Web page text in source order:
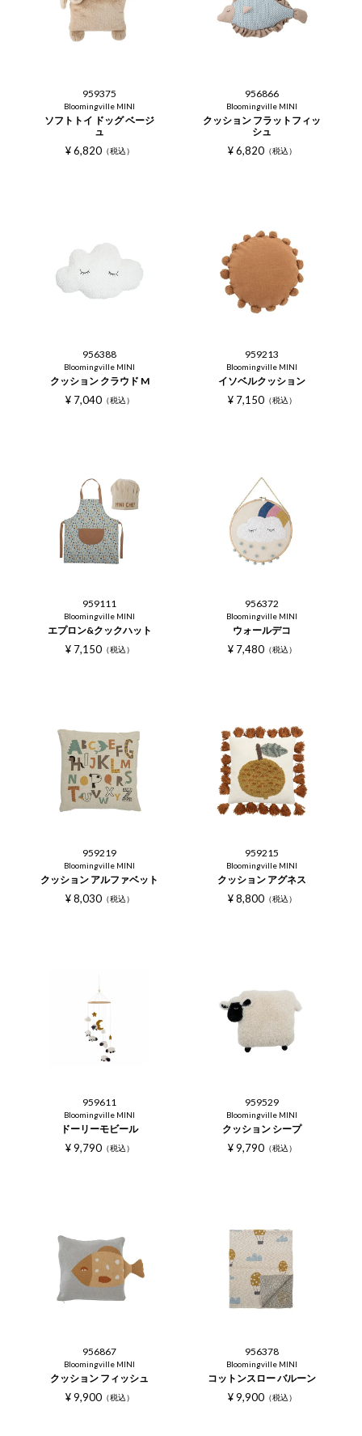
959375
Bloomingville MINI
ソフトトイ ドッグ ベージ
ュ
¥ 6,820 税込
956866
Bloomingville MINI
クッション フラットフィッ
シュ
¥ 6,820 税込
956388
Bloomingville MINI
クッション クラウド M
¥ 7,040 税込
959213
Bloomingville MINI
イソベルクッション
¥ 7,150 税込
959111
Bloomingville MINI
エプロン&クックハット
¥ 7,150 税込
956372
Bloomingville MINI
ウォールデコ
¥ 7,480 税込
959219
Bloomingville MINI
クッション アルファベット
¥ 8,030 税込
959215
Bloomingville MINI
クッション アグネス
¥ 8,800 税込
959611
Bloomingville MINI
ドーリーモビール
¥ 9,790 税込
959529
Bloomingville MINI
クッション シープ
¥ 9,790 税込
956867
Bloomingville MINI
クッション フィッシュ
¥ 9,900 税込
956378
Bloomingville MINI
コットンスロー バルーン
¥ 9,900 税込